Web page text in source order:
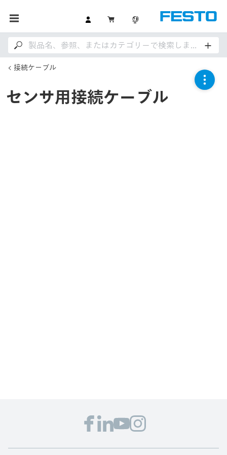
接続ケーブル
センサ用接続ケーブル